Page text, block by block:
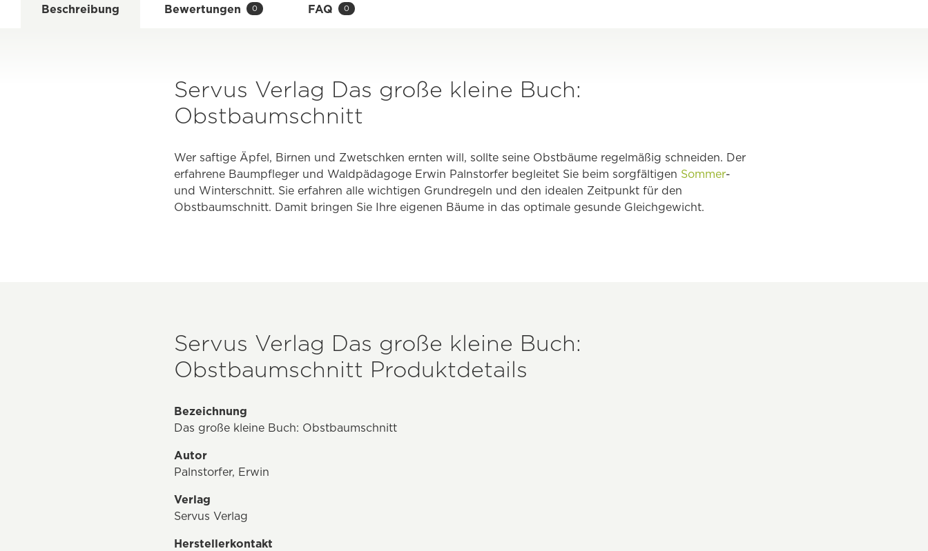
Beschreibung Bewertungen 0 FAQ 0
Servus Verlag Das große kleine Buch:
Obstbaumschnitt
Wer saftige Äpfel, Birnen und Zwetschken ernten will, sollte seine Obstbäume regelmäßig schneiden. Der
erfahrene Baumpfleger und Waldpädagoge Erwin Palnstorfer begleitet Sie beim sorgfältigen Sommer-
und Winterschnitt. Sie erfahren alle wichtigen Grundregeln und den idealen Zeitpunkt für den
Obstbaumschnitt. Damit bringen Sie Ihre eigenen Bäume in das optimale gesunde Gleichgewicht.
Servus Verlag Das große kleine Buch:
Obstbaumschnitt Produktdetails
Bezeichnung
Das große kleine Buch: Obstbaumschnitt
Autor
Palnstorfer, Erwin
Verlag
Servus Verlag
Herstellerkontakt